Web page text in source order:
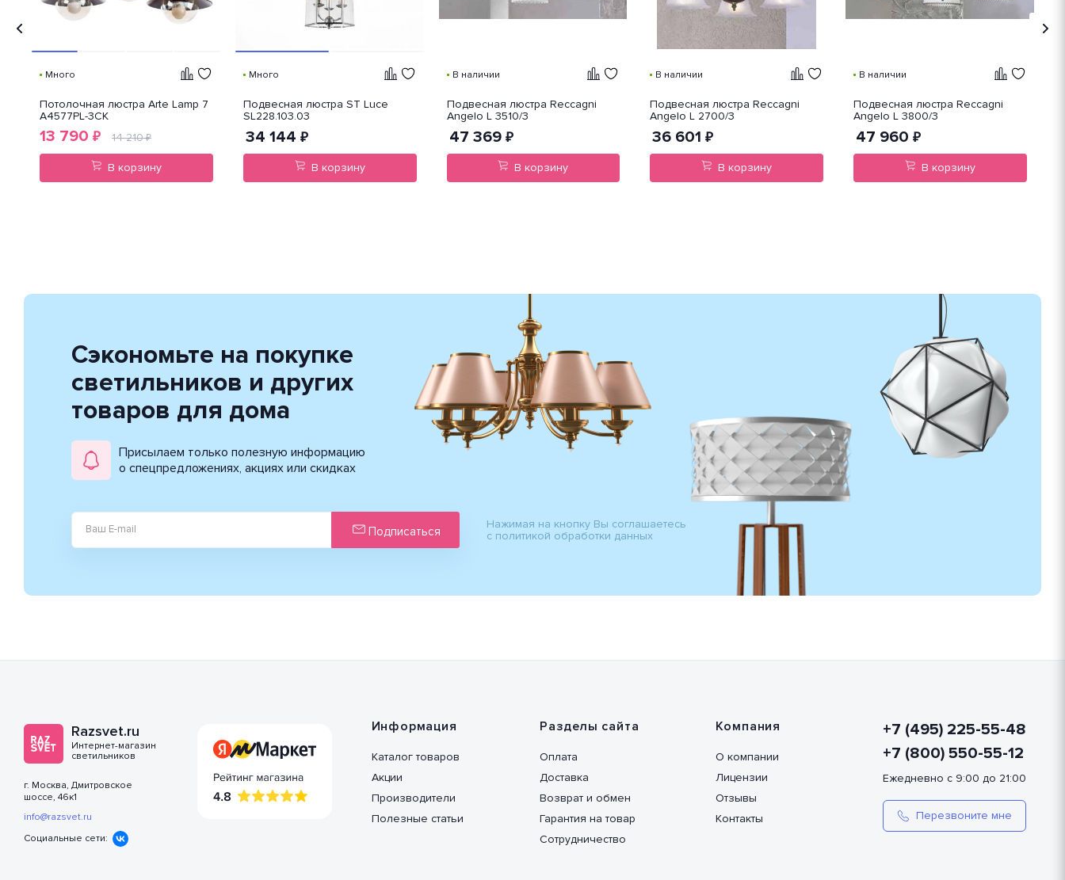
Много
Потолочная люстра Arte Lamp 7
A4577PL-3CK
13 790 ₽ 14 210₽
В корзину
Много
Подвесная люстра ST Luce
SL228.103.03
34 144 ₽
В корзину
В наличии
Подвесная люстра Reccagni
Angelo L 3510/3
47 369₽
В корзину
В наличии
Подвесная люстра Reccagni
Angelo L 2700/3
36 601 ₽
В корзину
В наличии
Подвесная люстра Reccagni
Angelo L 3800/3
47 960 ₽
В корзину
Сэкономьте на покупке
светильников и других
товаров для дома
Присылаем только полезную информацию
о спецпредложениях, акциях или скидках
Подписаться
Нажимая на кнопку Вы соглашаетесь
с политикой обработки данных
Razsvet.ru
Интернет-магазин
светильников
г. Москва, Дмитровское
шоссе, 46к1
info@razsvet.ru
Социальные сети:
Информация
Каталог товаров
Акции
Производители
Полезные статьи
Разделы сайта
Оплата
Доставка
Возврат и обмен
Гарантия на товар
Сотрудничество
Компания
О компании
Лицензии
Отзывы
Контакты
+7 (495) 225-55-48
+7 (800) 550-55-12
Ежедневно с 9:00 до 21:00
Перезвоните мне